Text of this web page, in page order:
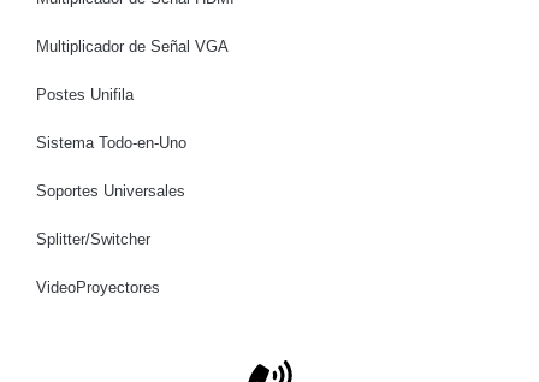
Multiplicador de Señal VGA
Postes Unifila
Sistema Todo-en-Uno
Soportes Universales
Splitter/Switcher
VideoProyectores